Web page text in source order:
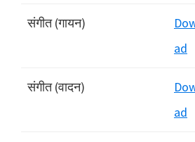
संगीत (गायन)
ad
संगीत (वादन)
ad